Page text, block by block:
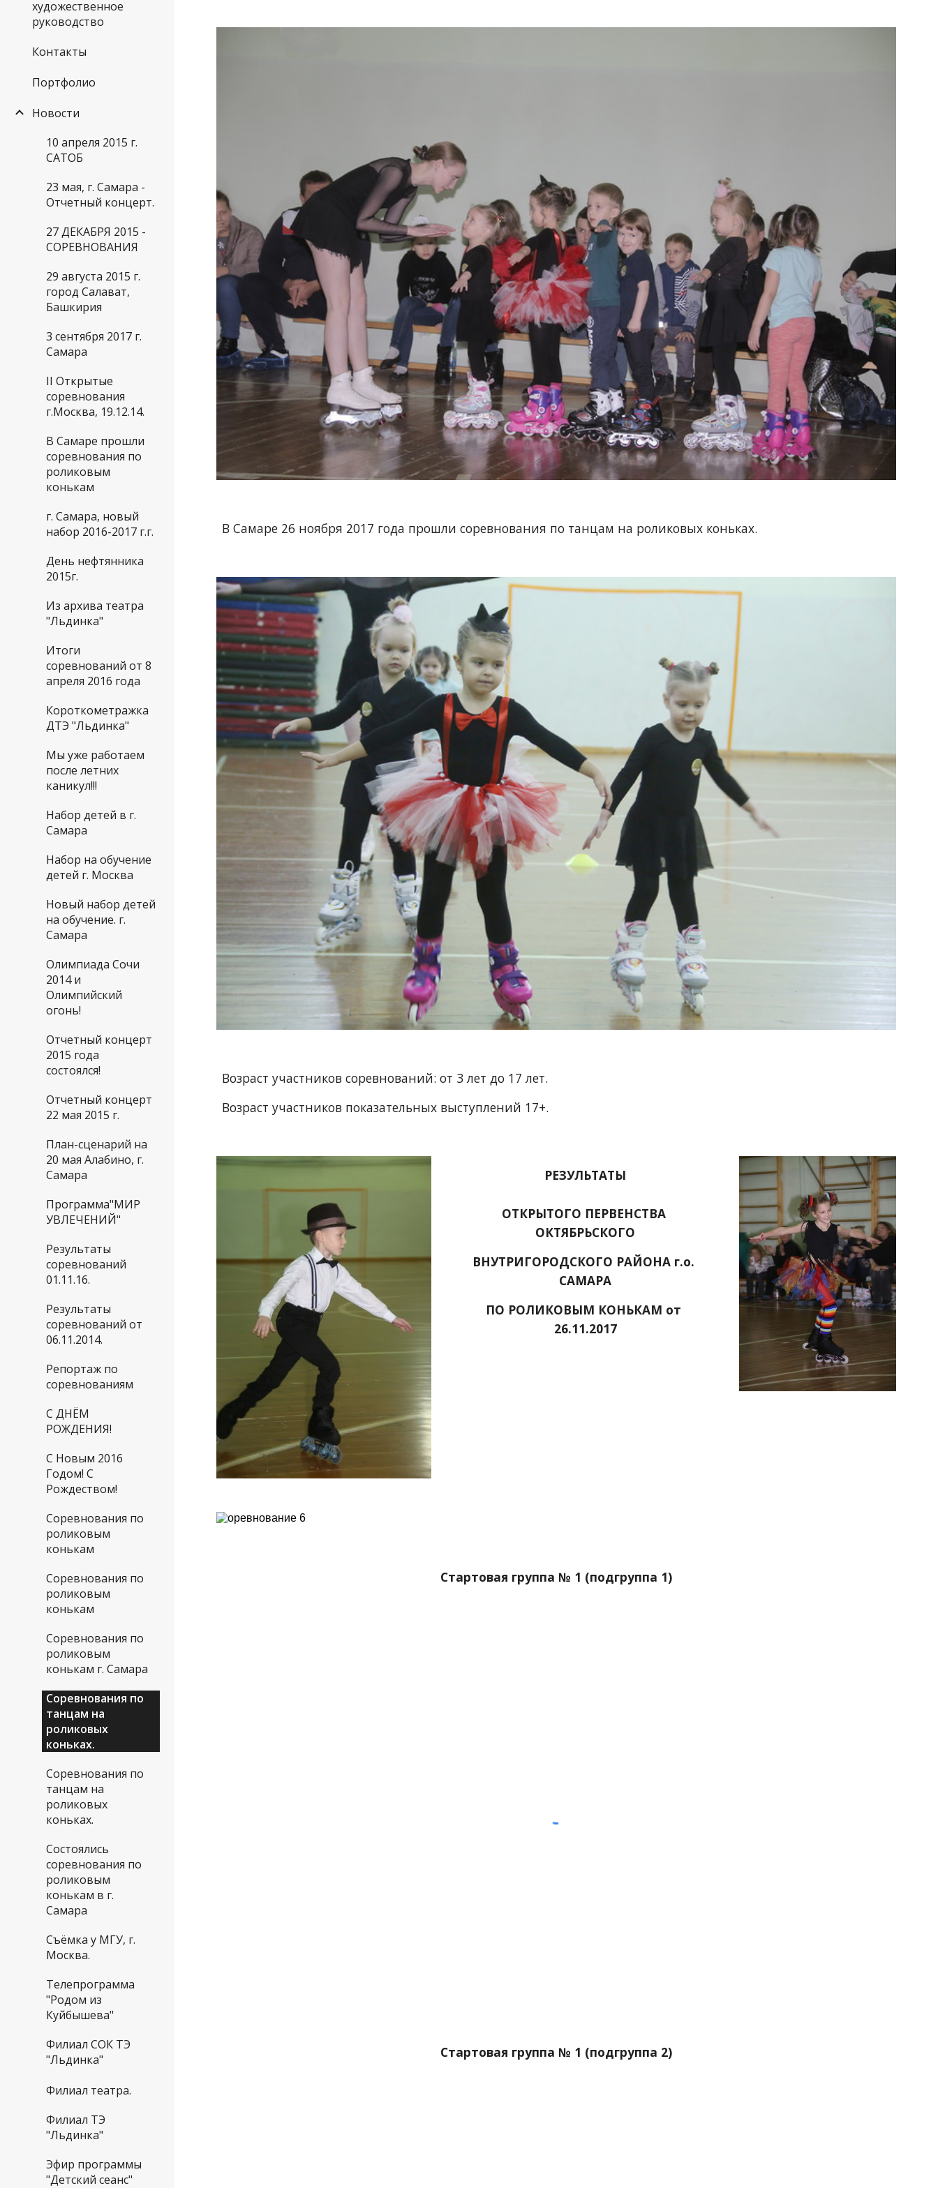
художественное
руководство
Контакты
Портфолио
Новости
10 апреля 2015 г.
САТОБ
23 мая, г. Самара -
Отчетный концерт.
27 ДЕКАБРЯ 2015 -
СОРЕВНОВАНИЯ
29 августа 2015 г.
город Салават,
Башкирия
3 сентября 2017 г.
Самара
II Открытые
соревнования
г.Москва, 19.12.14.
В Самаре прошли
соревнования по
роликовым
конькам
г. Самара, новый
набор 2016-2017 г.г.
День нефтянника
2015г.
Из архива театра
"Льдинка"
Итоги
соревнований от 8
апреля 2016 года
Короткометражка
ДТЭ "Льдинка"
Мы уже работаем
после летних
каникул!!!
Набор детей в г.
Самара
Набор на обучение
детей г. Москва
Новый набор детей
на обучение. г.
Самара
Олимпиада Сочи
2014 и
Олимпийский
огонь!
Отчетный концерт
2015 года
состоялся!
Отчетный концерт
22 мая 2015 г.
План-сценарий на
20 мая Алабино, г.
Самара
Программа"МИР
УВЛЕЧЕНИЙ"
Результаты
соревнований
01.11.16.
Результаты
соревнований от
06.11.2014.
Репортаж по
соревнованиям
С ДНЁМ
РОЖДЕНИЯ!
С Новым 2016
Годом! С
Рождеством!
Соревнования по
роликовым
конькам
Соревнования по
роликовым
конькам
Соревнования по
роликовым
конькам г. Самара
Соревнования по
танцам на
роликовых
коньках.
Соревнования по
танцам на
роликовых
коньках.
Состоялись
соревнования по
роликовым
конькам в г.
Самара
Съёмка у МГУ, г.
Москва.
Телепрограмма
"Родом из
Куйбышева"
Филиал СОК ТЭ
"Льдинка"
Филиал театра.
Филиал ТЭ
"Льдинка"
Эфир программы
"Детский сеанс"
В Самаре 26 ноября 2017 года прошли соревнования по танцам на роликовых коньках.
Возраст участников соревнований: от 3 лет до 17 лет.
Возраст участников показательных выступлений 17+.
РЕЗУЛЬТАТЫ
ОТКРЫТОГО ПЕРВЕНСТВА
ОКТЯБРЬСКОГО
ВНУТРИГОРОДСКОГО РАЙОНА г.о.
САМАРА
ПО РОЛИКОВЫМ КОНЬКАМ от
26.11.2017
Стартовая группа № 1 (подгруппа 1)
Стартовая группа № 1 (подгруппа 2)